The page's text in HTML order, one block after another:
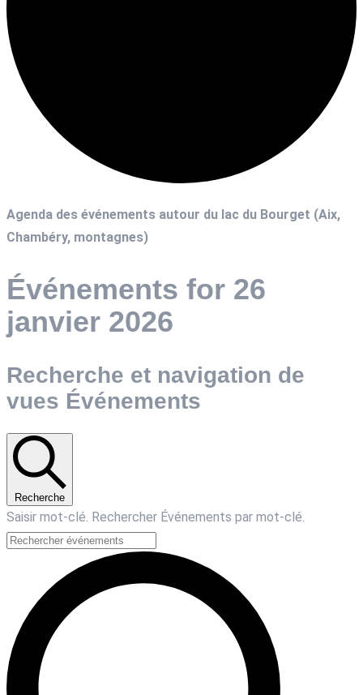
Agenda des événements autour du lac du Bourget (Aix,
Chambéry, montagnes)
Événements for 26
janvier 2026
Recherche et navigation de
vues Événements
Recherche
Saisir mot-clé. Rechercher Événements par mot-clé.